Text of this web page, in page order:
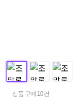
상품 구매 10건